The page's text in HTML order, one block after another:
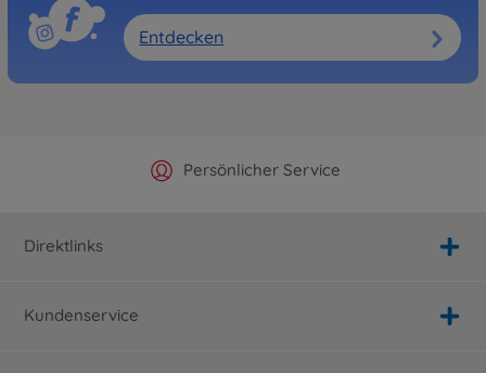
Entdecken
Offizieller Hersteller Shop
Persönlicher Service
Versandkostenfrei ab 25€
Schnelle Lieferung
Direktlinks
Kundenservice